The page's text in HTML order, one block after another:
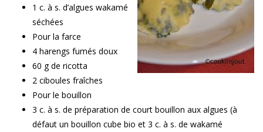
1 c. à s. d’algues wakamé
séchées
Pour la farce
4 harengs fumés doux
60 g de ricotta
2 ciboules fraîches
Pour le bouillon
3 c. à s. de préparation de court bouillon aux algues (à
défaut un bouillon cube bio et 3 c. à s. de wakamé